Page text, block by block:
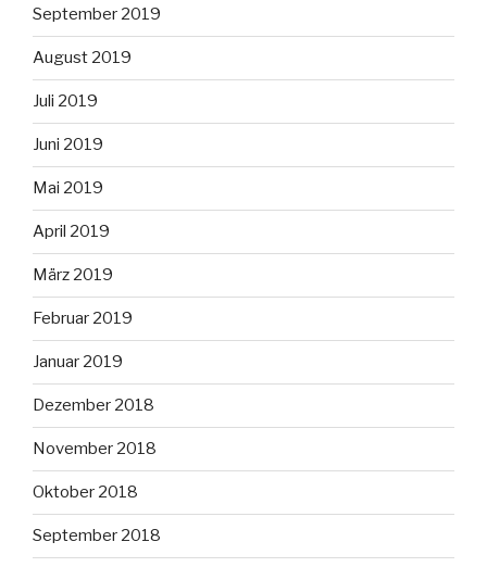
September 2019
August 2019
Juli 2019
Juni 2019
Mai 2019
April 2019
März 2019
Februar 2019
Januar 2019
Dezember 2018
November 2018
Oktober 2018
September 2018